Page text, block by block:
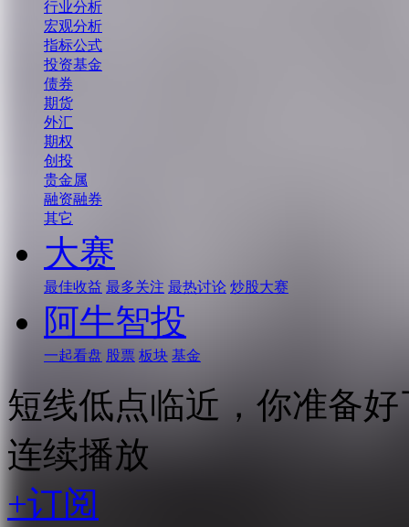
行业分析
宏观分析
指标公式
投资基金
债券
期货
外汇
期权
创投
贵金属
融资融券
其它
大赛
最佳收益 最多关注 最热讨论 炒股大赛
阿牛智投
一起看盘 股票 板块 基金
短线低点临近，你准备好
连续播放
+订阅